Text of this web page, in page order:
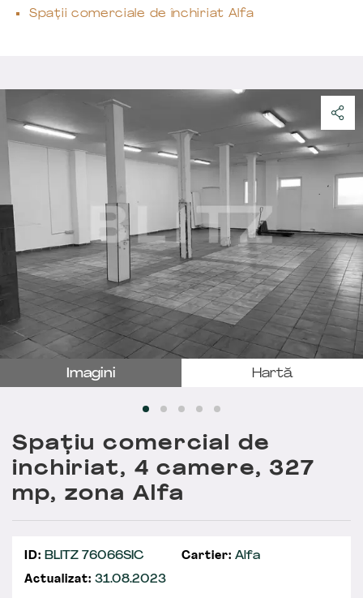
Spații comerciale de închiriat Alfa
Imagini Hartă
Spațiu comercial de
inchiriat, 4 camere, 327
mp, zona Alfa
ID: BLITZ 76066SIC Cartier: Alfa
Actualizat: 31.08.2023